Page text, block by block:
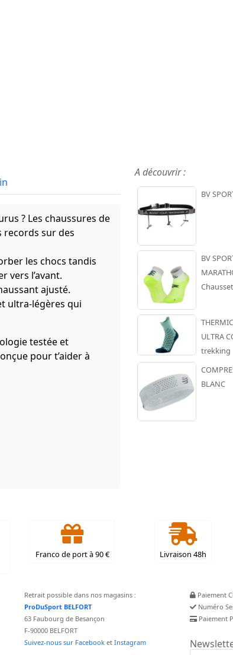
? Les chaussures de
sur des
les chocs tandis
vers l’avant.
ajusté.
ultra-légères qui
testée et
pour t’aider à
A découvrir :
BV
BV
ULTRA
trekking
BLANC
Franco de port à 90 € Livraison 48h
Retrait possible dans nos magasins :
ProDuSport BELFORT
63 Faubourg de Besançon
F-90000 BELFORT
Suivez-nous sur Facebook et Instagram
Numéro
Paiement